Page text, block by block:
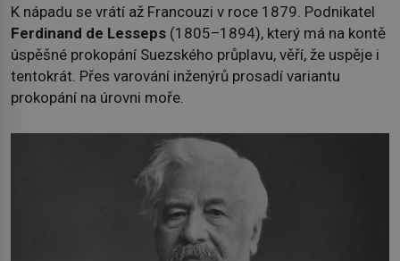
K nápadu se vrátí až Francouzi v roce 1879. Podnikatel
Ferdinand de Lesseps (1805–1894), který má na kontě
úspěšné prokopání Suezského průplavu, věří, že uspěje i
tentokrát. Přes varování inženýrů prosadí variantu
prokopání na úrovni moře.